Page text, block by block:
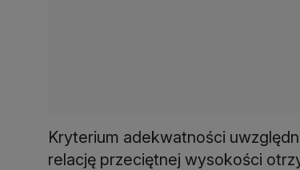
Kryterium adekwatności
relację przeciętnej wysokości